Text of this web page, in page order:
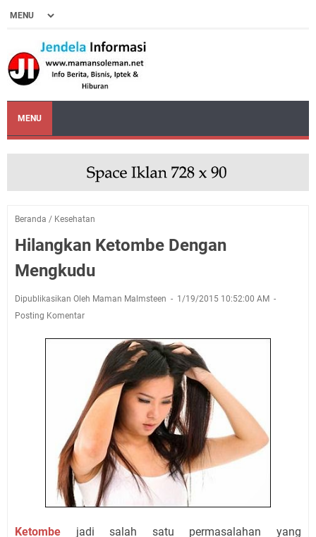
MENU
Beranda / Kesehatan
Hilangkan Ketombe Dengan
Mengkudu
Dipublikasikan Oleh Maman Malmsteen
1/19/2015 10:52:00 AM
Posting Komentar
Ketombe
jadi salah satu permasalahan yang